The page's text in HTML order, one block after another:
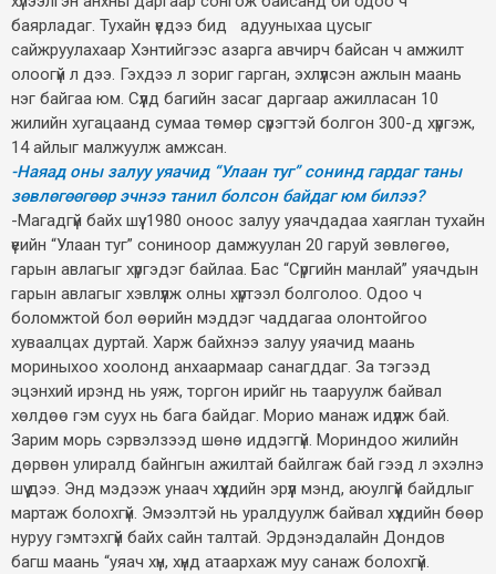
баярладаг. Тухайн үедээ бид адууныхаа цусыг
сайжруулахаар Хэнтийгээс азарга авчирч байсан ч амжилт
олоогүй л дээ. Гэхдээ л зориг гарган, эхлүүлсэн ажлын маань
нэг байгаа юм. Сүүлд багийн засаг даргаар ажилласан 10
жилийн хугацаанд сумаа төмөр сүрэгтэй болгон 300-д хүргэж,
14 айлыг малжуулж амжсан.
-Наяад оны залуу уяачид “Улаан туг” сонинд гардаг таны
зөвлөгөөгөөр эчнээ танил болсон байдаг юм билээ?
-Магадгүй байх шүү. 1980 оноос залуу уяачдадаа хаяглан тухайн
үеийн “Улаан туг” сониноор дамжуулан 20 гаруй зөвлөгөө,
гарын авлагыг хүргэдэг байлаа. Бас “Сүргийн манлай” уяачдын
гарын авлагыг хэвлүүлж олны хүртээл болголоо. Одоо ч
боломжтой бол өөрийн мэддэг чаддагаа олонтойгоо
хуваалцах дуртай. Харж байхнээ залуу уяачид маань
мориныхоо хоолонд анхаармаар санагддаг. За тэгээд
эцэнхий ирэнд нь уяж, торгон ирийг нь тааруулж байвал
хөлдөө гэм суух нь бага байдаг. Морио манаж идүүлж бай.
Зарим морь сэрвэлзээд шөнө иддэггүй. Мориндоо жилийн
дөрвөн улиралд байнгын ажилтай байлгаж бай гээд л эхэлнэ
шүү дээ. Энд мэдээж унаач хүүхдийн эрүүл мэнд, аюулгүй байдлыг
мартаж болохгүй. Эмээлтэй нь уралдуулж байвал хүүхдийн бөөр
нуруу гэмтэхгүй байх сайн талтай. Эрдэнэдалайн Дондов
багш маань “уяач хүн, хүнд атаархаж муу санаж болохгүй.